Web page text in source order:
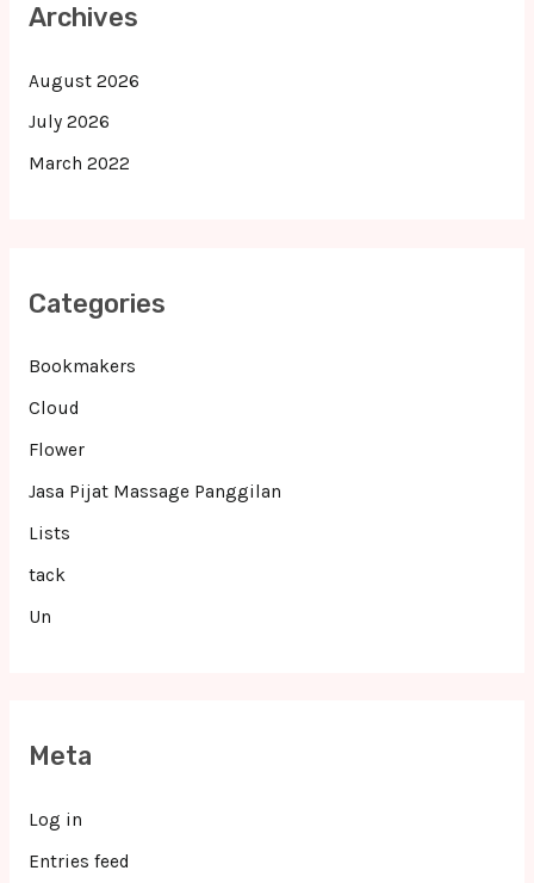
Archives
August 2026
July 2026
March 2022
Categories
Bookmakers
Cloud
Flower
Jasa Pijat Massage Panggilan
Lists
tack
Un
Meta
Log in
Entries feed